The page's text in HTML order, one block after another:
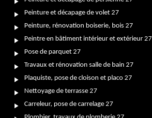
Peinture et décapage de volet 27
Peinture, rénovation boiserie, bois 27
Peintre en bâtiment intérieur et extérieur 27
Pose de parquet 27
Travaux et rénovation salle de bain 27
Plaquiste, pose de cloison et placo 27
Nettoyage de terrasse 27
Carreleur, pose de carrelage 27